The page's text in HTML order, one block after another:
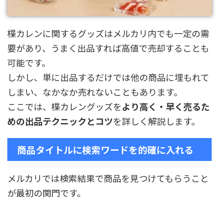
楪カレンに関するグッズはメルカリ内でも一定の需
要があり、うまく出品すれば高値で売却することも
可能です。
しかし、単に出品するだけでは他の商品に埋もれて
しまい、なかなか売れないこともあります。
ここでは、楪カレングッズをより高く・早く売るた
めの出品テクニックとコツを詳しく解説します。
商品タイトルに検索ワードを的確に入れる
メルカリでは検索結果で商品を見つけてもらうこと
が最初の関門です。